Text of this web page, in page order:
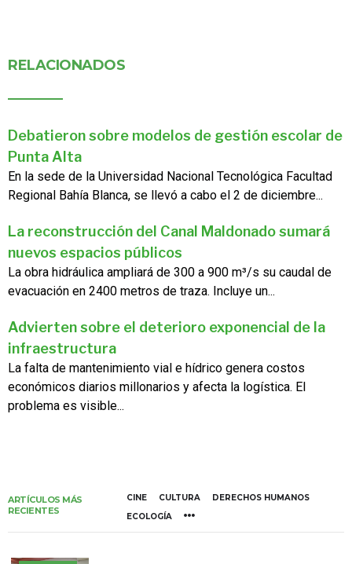
RELACIONADOS
Debatieron sobre modelos de gestión escolar de
Punta Alta
En la sede de la Universidad Nacional Tecnológica Facultad
Regional Bahía Blanca, se llevó a cabo el 2 de diciembre...
La reconstrucción del Canal Maldonado sumará
nuevos espacios públicos
La obra hidráulica ampliará de 300 a 900 m³/s su caudal de
evacuación en 2400 metros de traza. Incluye un...
Advierten sobre el deterioro exponencial de la
infraestructura
La falta de mantenimiento vial e hídrico genera costos
económicos diarios millonarios y afecta la logística. El
problema es visible...
ARTÍCULOS MÁS
RECIENTES
CINE CULTURA
DERECHOS HUMANOS
ECOLOGÍA